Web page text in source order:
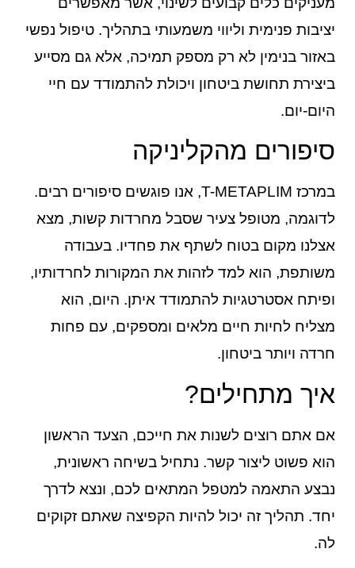
יציבות פנימית וליווי משמעותי בתהליך. טיפול נפשי
באזור בנימין לא רק מספק תמיכה, אלא גם מסייע
ביצירת תחושת ביטחון ויכולת להתמודד עם חיי
היום-יום.
סיפורים מהקליניקה
במרכז T-METAPLIM, אנו פוגשים סיפורים רבים.
לדוגמה, מטופל צעיר שסבל מחרדות קשות, מצא
אצלנו מקום בטוח לשתף את פחדיו. בעבודה
משותפת, הוא למד לזהות את המקורות לחרדותיו,
ופיתח אסטרטגיות להתמודד איתן. היום, הוא
מצליח לחיות חיים מלאים ומספקים, עם פחות
חרדה ויותר ביטחון.
איך מתחילים?
אם אתם רוצים לשנות את חייכם, הצעד הראשון
הוא פשוט ליצור קשר. נתחיל בשיחה ראשונית,
נבצע התאמה למטפל המתאים לכם, ונצא לדרך
יחד. תהליך זה יכול להיות הקפיצה שאתם זקוקים
לה.